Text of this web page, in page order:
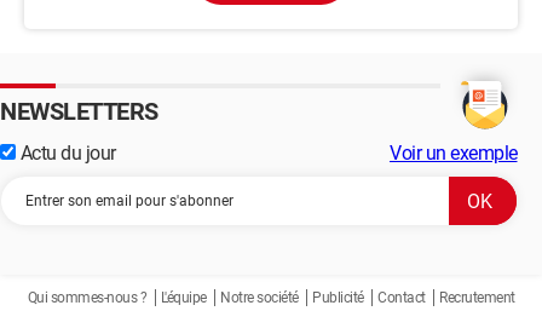
NEWSLETTERS
Actu du jour Voir un exemple
Qui sommes-nous ? L'équipe Notre société Publicité Contact Recrutement